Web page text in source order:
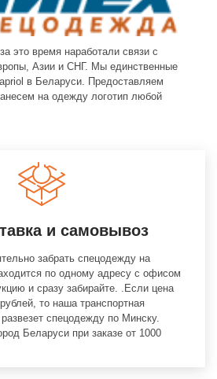
это время наработали связи с
Азии и СНГ. Мы единственные
в Беларуси. Предоставляем
на одежду логотип любой
и самовывоз
забрать спецодежду на
по одному адресу с офисом
и сразу забирайте. .Если цена
то наша транспортная
спецодежду по Минску.
Беларуси при заказе от 1000